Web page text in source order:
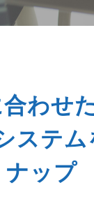
わせ
ステ
ナップ